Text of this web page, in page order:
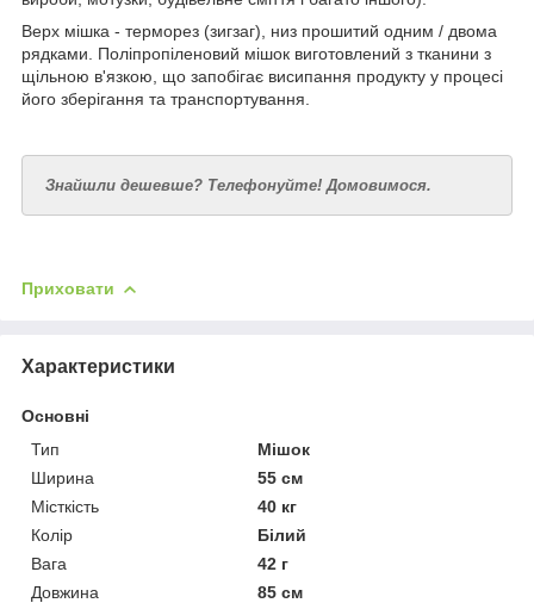
Верх мішка - терморез (зигзаг), низ прошитий одним / двома
рядками. Поліпропіленовий мішок виготовлений з тканини з
щільною в'язкою, що запобігає висипання продукту у процесі
його зберігання та транспортування.
Знайшли дешевше? Телефонуйте! Домовимося.
Приховати
Характеристики
Основні
Тип
Мішок
Ширина
55 см
Місткість
40 кг
Колір
Білий
Вага
42 г
Довжина
85 см